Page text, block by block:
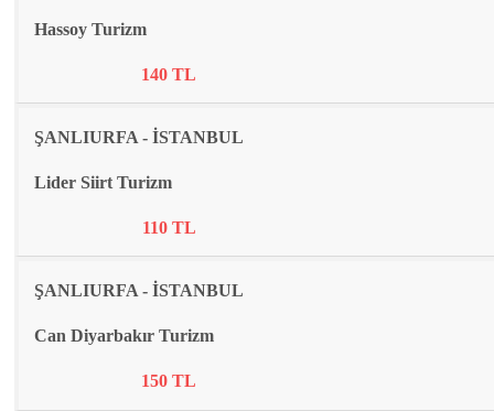
Hassoy Turizm
140 TL
ŞANLIURFA - İSTANBUL
Lider Siirt Turizm
110 TL
ŞANLIURFA - İSTANBUL
Can Diyarbakır Turizm
150 TL